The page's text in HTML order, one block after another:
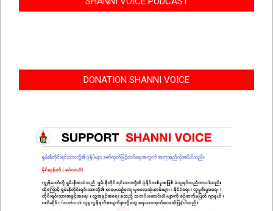
DONATION SHANNI VOICE